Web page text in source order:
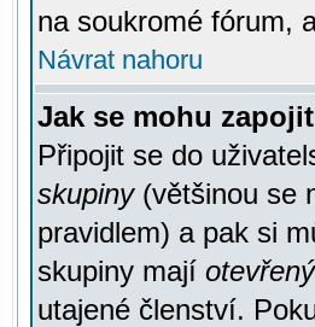
na soukromé fórum,
Návrat nahoru
Jak se mohu
Připojit se do
skupiny(většinou se
pravidlem) a pak si
skupiny mají
utajené členství.